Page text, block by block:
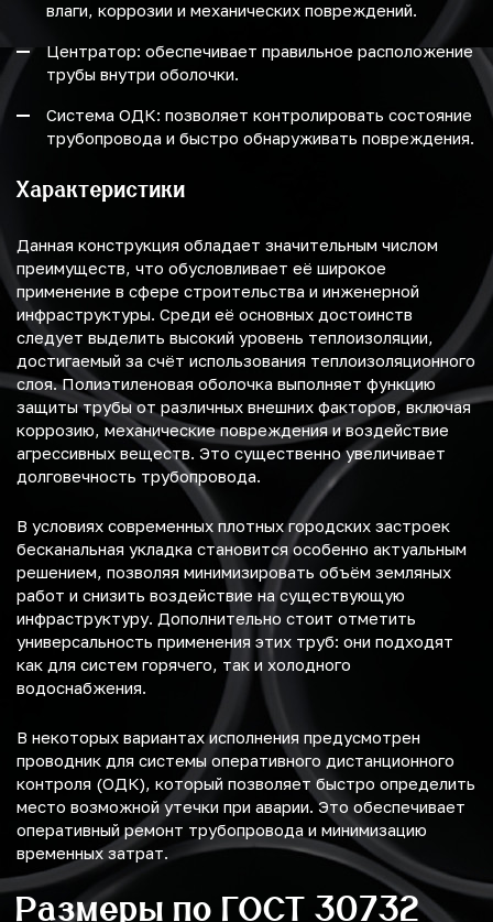
влаги, коррозии и механических повреждений.
Центратор: обеспечивает правильное расположение
трубы внутри оболочки.
Система ОДК: позволяет контролировать состояние
трубопровода и быстро обнаруживать повреждения.
Характеристики
Данная конструкция обладает значительным числом
преимуществ, что обусловливает её широкое
применение в сфере строительства и инженерной
инфраструктуры. Среди её основных достоинств
следует выделить высокий уровень теплоизоляции,
достигаемый за счёт использования теплоизоляционного
слоя. Полиэтиленовая оболочка выполняет функцию
защиты трубы от различных внешних факторов, включая
коррозию, механические повреждения и воздействие
агрессивных веществ. Это существенно увеличивает
долговечность трубопровода.
В условиях современных плотных городских застроек
бесканальная укладка становится особенно актуальным
решением, позволяя минимизировать объём земляных
работ и снизить воздействие на существующую
инфраструктуру. Дополнительно стоит отметить
универсальность применения этих труб: они подходят
как для систем горячего, так и холодного
водоснабжения.
В некоторых вариантах исполнения предусмотрен
проводник для системы оперативного дистанционного
контроля (ОДК), который позволяет быстро определить
место возможной утечки при аварии. Это обеспечивает
оперативный ремонт трубопровода и минимизацию
временных затрат.
Размеры по ГОСТ 30732